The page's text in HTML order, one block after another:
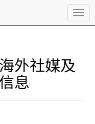
T
o
外社媒及
息